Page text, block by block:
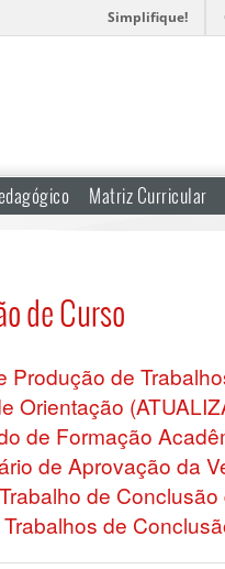
Simplifique!
Matriz Curricular
de Curso
Produção de
Orientação
de Formação
de Aprovação da
de
de